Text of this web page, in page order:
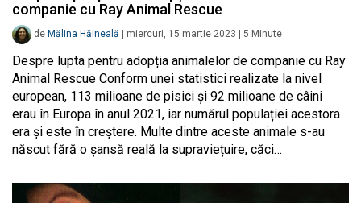
companie cu Ray Animal Rescue
de Mălina Hăineală miercuri, 15 martie 2023 5 Minute
Despre lupta pentru adopția animalelor de companie cu Ray
Animal Rescue Conform unei statistici realizate la nivel
european, 113 milioane de pisici și 92 milioane de câini
erau în Europa în anul 2021, iar numărul populației acestora
era și este în creștere. Multe dintre aceste animale s-au
născut fără o șansă reală la supraviețuire, căci…